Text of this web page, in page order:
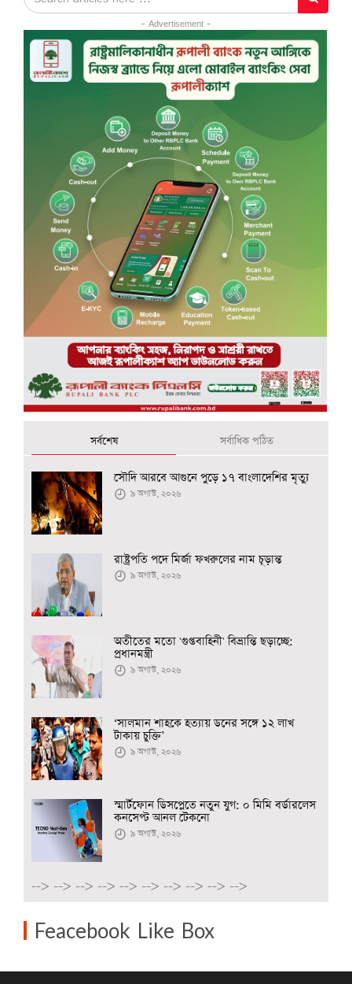
- Advertisement -
সর্বশেষ সর্বাধিক পঠিত
সৌদি আরবে আগুনে পুড়ে ১৭ বাংলাদেশির মৃত্যু
৯ অগাস্ট, ২০২৬
রাষ্ট্রপতি পদে মির্জা ফখরুলের নাম চূড়ান্ত
৯ অগাস্ট, ২০২৬
অতীতের মতো 'গুপ্তবাহিনী' বিভ্রান্তি ছড়াচ্ছে:
প্রধানমন্ত্রী
৯ অগাস্ট, ২০২৬
‘সালমান শাহকে হত্যায় ডনের সঙ্গে ১২ লাখ
টাকায় চুক্তি’
৯ অগাস্ট, ২০২৬
স্মার্টফোন ডিসপ্লেতে নতুন যুগ: ০ মিমি বর্ডারলেস
কনসেপ্ট আনল টেকনো
৯ অগাস্ট, ২০২৬
--> --> --> --> --> --> --> --> --> -->
Feacebook Like Box